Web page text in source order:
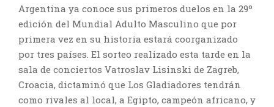
Argentina ya conoce sus primeros duelos en la 29º
edición del Mundial Adulto Masculino que por
primera vez en su historia estará coorganizado
por tres países. El sorteo realizado esta tarde en la
sala de conciertos Vatroslav Lisinski de Zagreb,
Croacia, dictaminó que Los Gladiadores tendrán
como rivales al local, a Egipto, campeón africano, y